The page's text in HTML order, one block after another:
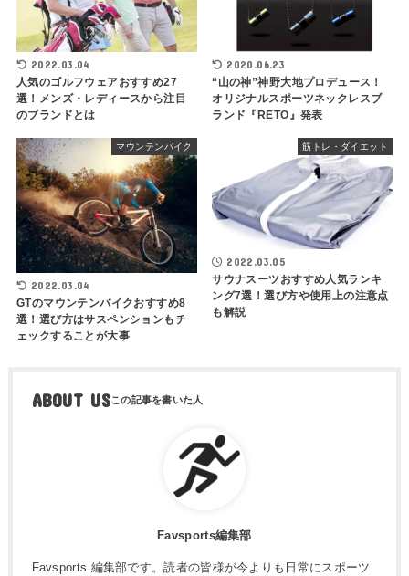
2022.03.04
人気のゴルフウェアおすすめ27
選！メンズ・レディースから注目
のブランドとは
2020.06.23
“山の神”神野大地プロデュース！
オリジナルスポーツネックレスブ
ランド『RETO』発表
マウンテンバイク
2022.03.04
GTのマウンテンバイクおすすめ8
選！選び方はサスペンションもチ
ェックすることが大事
筋トレ・ダイエット
2022.03.05
サウナスーツおすすめ人気ランキ
ング7選！選び方や使用上の注意点
も解説
ABOUT US
Favsports編集部
Favsports 編集部です。読者の皆様が今よりも日常にスポーツ